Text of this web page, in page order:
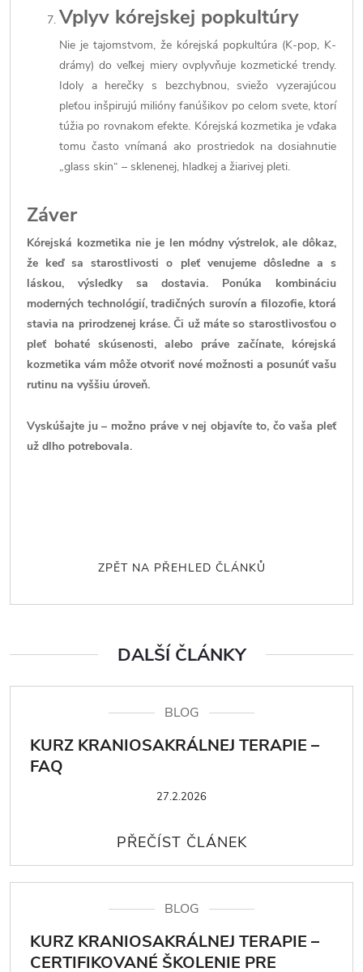
Vplyv kórejskej popkultúry
Nie je tajomstvom, že kórejská popkultúra (K-pop, K-
drámy) do veľkej miery ovplyvňuje kozmetické trendy.
Idoly a herečky s bezchybnou, sviežo vyzerajúcou
pleťou inšpirujú milióny fanúšikov po celom svete, ktorí
túžia po rovnakom efekte. Kórejská kozmetika je vďaka
tomu často vnímaná ako prostriedok na dosiahnutie
„glass skin“ – sklenenej, hladkej a žiarivej pleti.
Záver
Kórejská kozmetika nie je len módny výstrelok, ale dôkaz,
že keď sa starostlivosti o pleť venujeme dôsledne a s
láskou, výsledky sa dostavia. Ponúka kombináciu
moderných technológií, tradičných surovín a filozofie, ktorá
stavia na prirodzenej kráse. Či už máte so starostlivosťou o
pleť bohaté skúsenosti, alebo práve začínate, kórejská
kozmetika vám môže otvoriť nové možnosti a posunúť vašu
rutinu na vyššiu úroveň.
Vyskúšajte ju – možno práve v nej objavíte to, čo vaša pleť
už dlho potrebovala.
ZPĚT NA PŘEHLED ČLÁNKŮ
DALŠÍ ČLÁNKY
BLOG
KURZ KRANIOSAKRÁLNEJ TERAPIE –
FAQ
27.2.2026
BLOG
KURZ KRANIOSAKRÁLNEJ TERAPIE –
CERTIFIKOVANÉ ŠKOLENIE PRE